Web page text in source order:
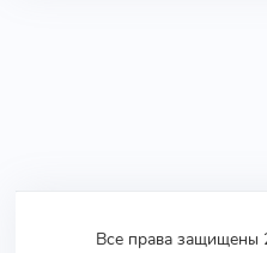
Все права